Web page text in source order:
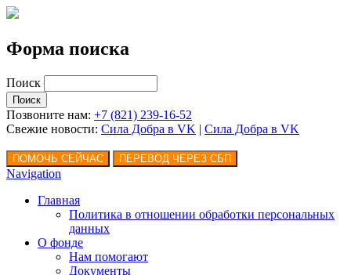
Форма поиска
Поиск
Позвоните нам: +7 (821) 239-16-52
Свежие новости: Сила Добра в VK | Сила Добра в VK
Navigation
Главная
Политика в отношении обработки персональных
данных
О фонде
Нам помогают
Документы